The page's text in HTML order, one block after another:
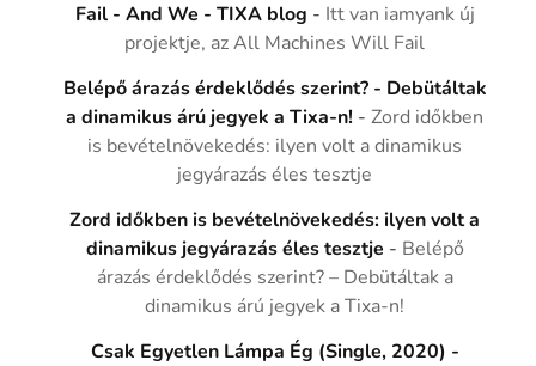
Fail - And We - TIXA blog - Itt van iamyank új
projektje, az All Machines Will Fail
Belépő árazás érdeklődés szerint? - Debütáltak
a dinamikus árú jegyek a Tixa-n! -Zord időkben
is bevételnövekedés: ilyen volt a dinamikus
jegyárazás éles tesztje
Zord időkben is bevételnövekedés: ilyen volt a
dinamikus jegyárazás éles tesztje - Belépő
árazás érdeklődés szerint? – Debütáltak a
dinamikus árú jegyek a Tixa-n!
Csak Egyetlen Lámpa Ég (Single, 2020) -